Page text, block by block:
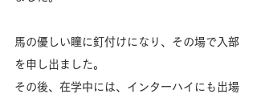
馬の優しい瞳に釘付けになり、その場で入部
を申し出ました。
その後、在学中には、インターハイにも出場